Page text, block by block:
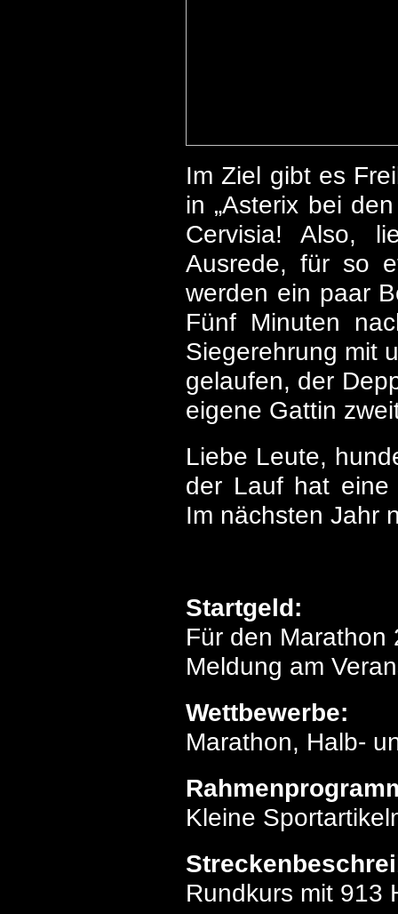
Im Ziel gibt es
in „Asterix bei
Cervisia! Also,
Ausrede, für so
werden ein paar
Fünf Minuten
Siegerehrung mit
gelaufen, der
eigene Gattin
Liebe Leute,
der Lauf hat eine
Im nächsten Jahr
Startgeld:
Für den Marathon
Meldung am
Wettbewerbe:
Marathon, Halb-
Kleine
Rundkurs mit 913